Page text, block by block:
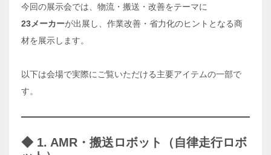
今回の展示会では、物流・搬送・改善をテーマに
23メーカーが出展し、作業改善・省力化のヒントとなる商
材を展示します。
以下は会場で実際にご覧いただける主要アイテムの一部で
す。
◆ 1. AMR・搬送ロボット（自律走行ロボ